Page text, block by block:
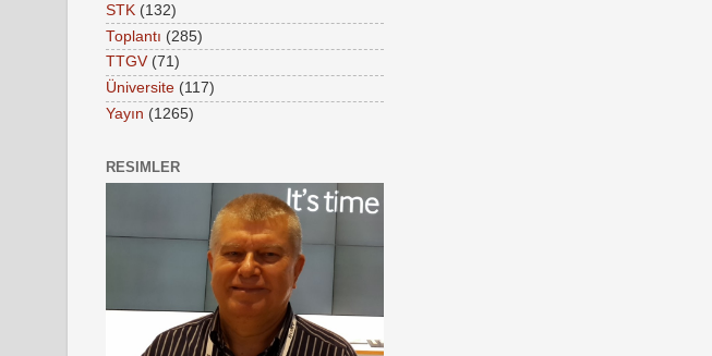
STK (132)
Toplantı (285)
TTGV (71)
Üniversite (117)
Yayın (1265)
RESIMLER